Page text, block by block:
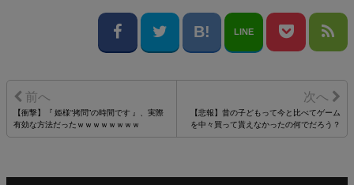
LINE
【衝撃】『 姫様“拷問”の時間です 』、実際
有効な方法だったｗｗｗｗｗｗｗｗ
【悲報】昔の子どもって今と比べてゲーム
を中々買って貰えなかったの何でだろう？